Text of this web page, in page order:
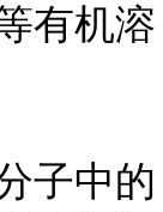
有机溶
子中的